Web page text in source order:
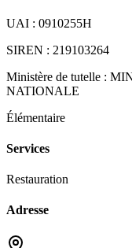
UAI : 0910255H
SIREN : 219103264
Ministère de tutelle :
NATIONALE
Élémentaire
Services
Restauration
Adresse